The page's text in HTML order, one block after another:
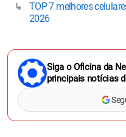
TOP 7 melhores
2026
Siga o Oficina da
principais notícias